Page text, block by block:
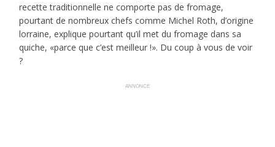
recette traditionnelle ne comporte pas de fromage,
pourtant de nombreux chefs comme Michel Roth, d’origine
lorraine, explique pourtant qu’il met du fromage dans sa
quiche, «parce que c’est meilleur !». Du coup à vous de voir
?
ANNONCE